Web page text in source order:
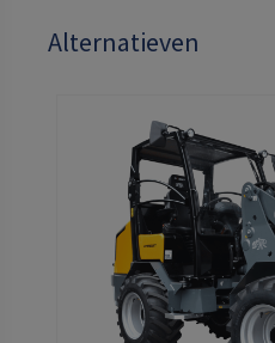
Alternatieven